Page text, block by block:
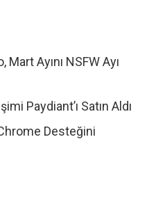
Ayını NSFW Ayı
Paydiant’ı Satın Aldı
Desteğini